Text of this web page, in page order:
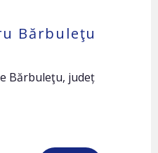
Bărbuleţu
Bărbuleţu, județ